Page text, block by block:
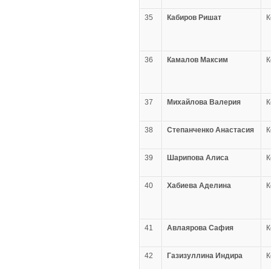
35 Кабиров Ришат
36 Камалов Максим
37 Михайлова Валерия
38 Степанченко Анастасия
39 Шарипова Алиса
40 Хабиева Аделина
41 Авлаярова Сафия
42 Газизуллина Индира